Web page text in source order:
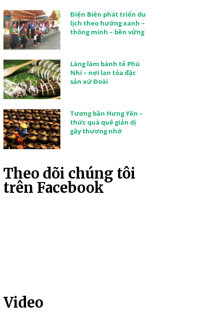
Điện Biên phát triển du
lịch theo hướng xanh –
thông minh – bền vững
Làng làm bánh tẻ Phú
Nhi – nơi lan tỏa đặc
sản xứ Đoài
Tương bần Hưng Yên –
thức quà quê giản dị
gây thương nhớ
Theo dõi chúng tôi
trên Facebook
Video